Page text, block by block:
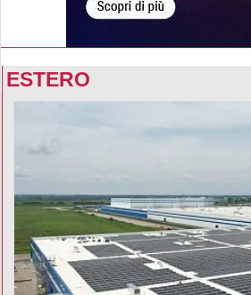
ESTERO